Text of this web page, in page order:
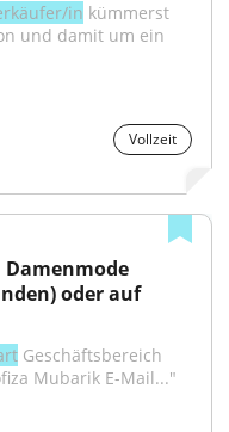
in kümmerst
und damit um ein
Vollzeit
oder auf
Mubarik E-Mail..."